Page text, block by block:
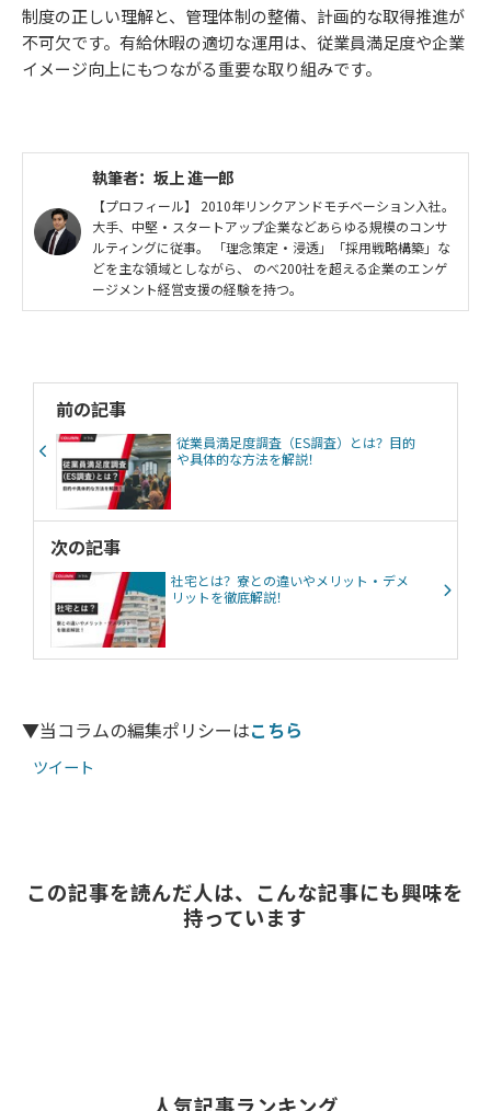
制度の正しい理解と、管理体制の整備、計画的な取得推進が
不可欠です。有給休暇の適切な運用は、従業員満足度や企業
イメージ向上にもつながる重要な取り組みです。
執筆者：坂上 進一郎
【プロフィール】 2010年リンクアンドモチベーション入社。
大手、中堅・スタートアップ企業などあらゆる規模のコンサ
ルティングに従事。 「理念策定・浸透」「採用戦略構築」な
どを主な領域としながら、 のべ200社を超える企業のエンゲ
ージメント経営支援の経験を持つ。
前の記事
従業員満足度調査（ES調査）とは？目的
や具体的な方法を解説！
次の記事
社宅とは？寮との違いやメリット・デメ
リットを徹底解説！
▼当コラムの編集ポリシーはこちら
ツイート
この記事を読んだ人は、こんな記事にも興味を
持っています
人気記事ランキング